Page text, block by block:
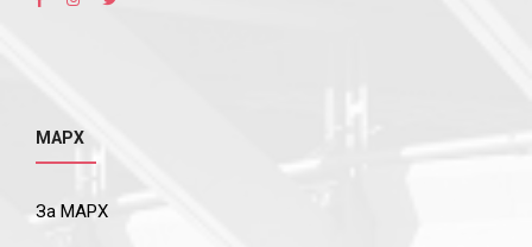
МАРХ
За МАРХ